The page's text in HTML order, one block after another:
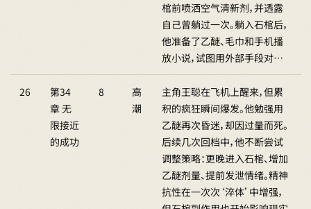
棺前喷洒空气清新剂，并透露
自己曾躺过一次。躺入石棺后，
他准备了乙醚、毛巾和手机播
放小说，试图用外部手段对…
26
第34
章 无
限接近
的成功
8
高
潮
主角王聪在飞机上醒来，但累
积的疯狂瞬间爆发。他勉强用
乙醚再次昏迷，却因过量而死。
后续几次回档中，他不断尝试
调整策略：更晚进入石棺、增加
乙醚剂量、提前发泄情绪。精神
抗性在一次次‘淬体’中增强，